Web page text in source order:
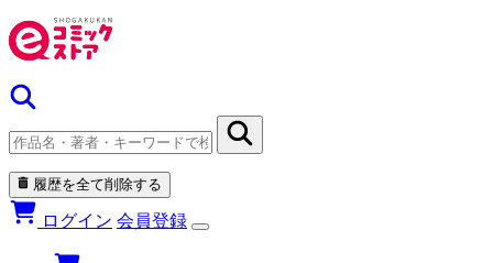
履歴を全て削除する
ログイン 会員登録